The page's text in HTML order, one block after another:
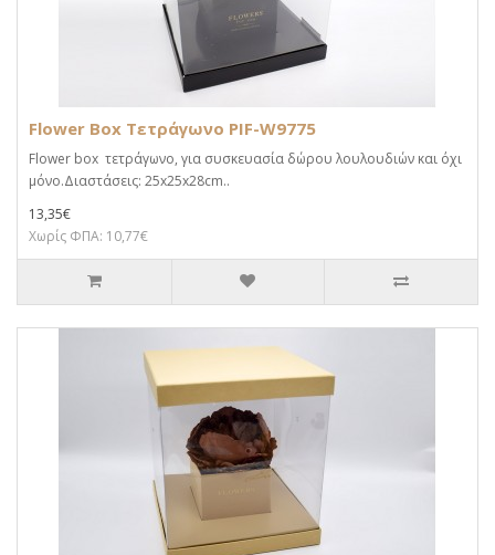
Flower Box Τετράγωνο PIF-W9775
Flower box τετράγωνο, για συσκευασία δώρου λουλουδιών και όχι
μόνο.Διαστάσεις: 25x25x28cm..
13,35€
Χωρίς ΦΠΑ: 10,77€